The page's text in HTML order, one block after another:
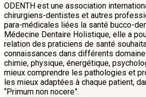
ODENTH est une association
chirurgiens-dentistes et autres
para-médicales liées la santé bucco-
Médecine Dentaire Holistique, elle a
relation des praticiens de santé
connaissances dans différents
chimie, physique, énergétique,
mieux comprendre les pathologies et
les mieux adaptées à chaque patient,
“Primum non nocere”.